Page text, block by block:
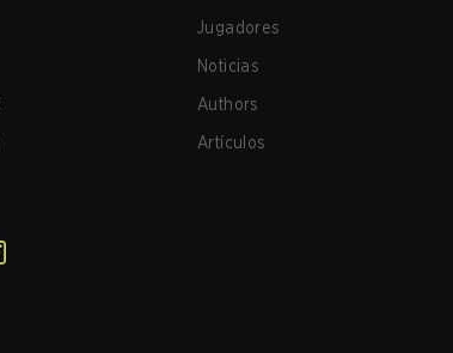
Jugadores
Noticias
Authors
Artículos